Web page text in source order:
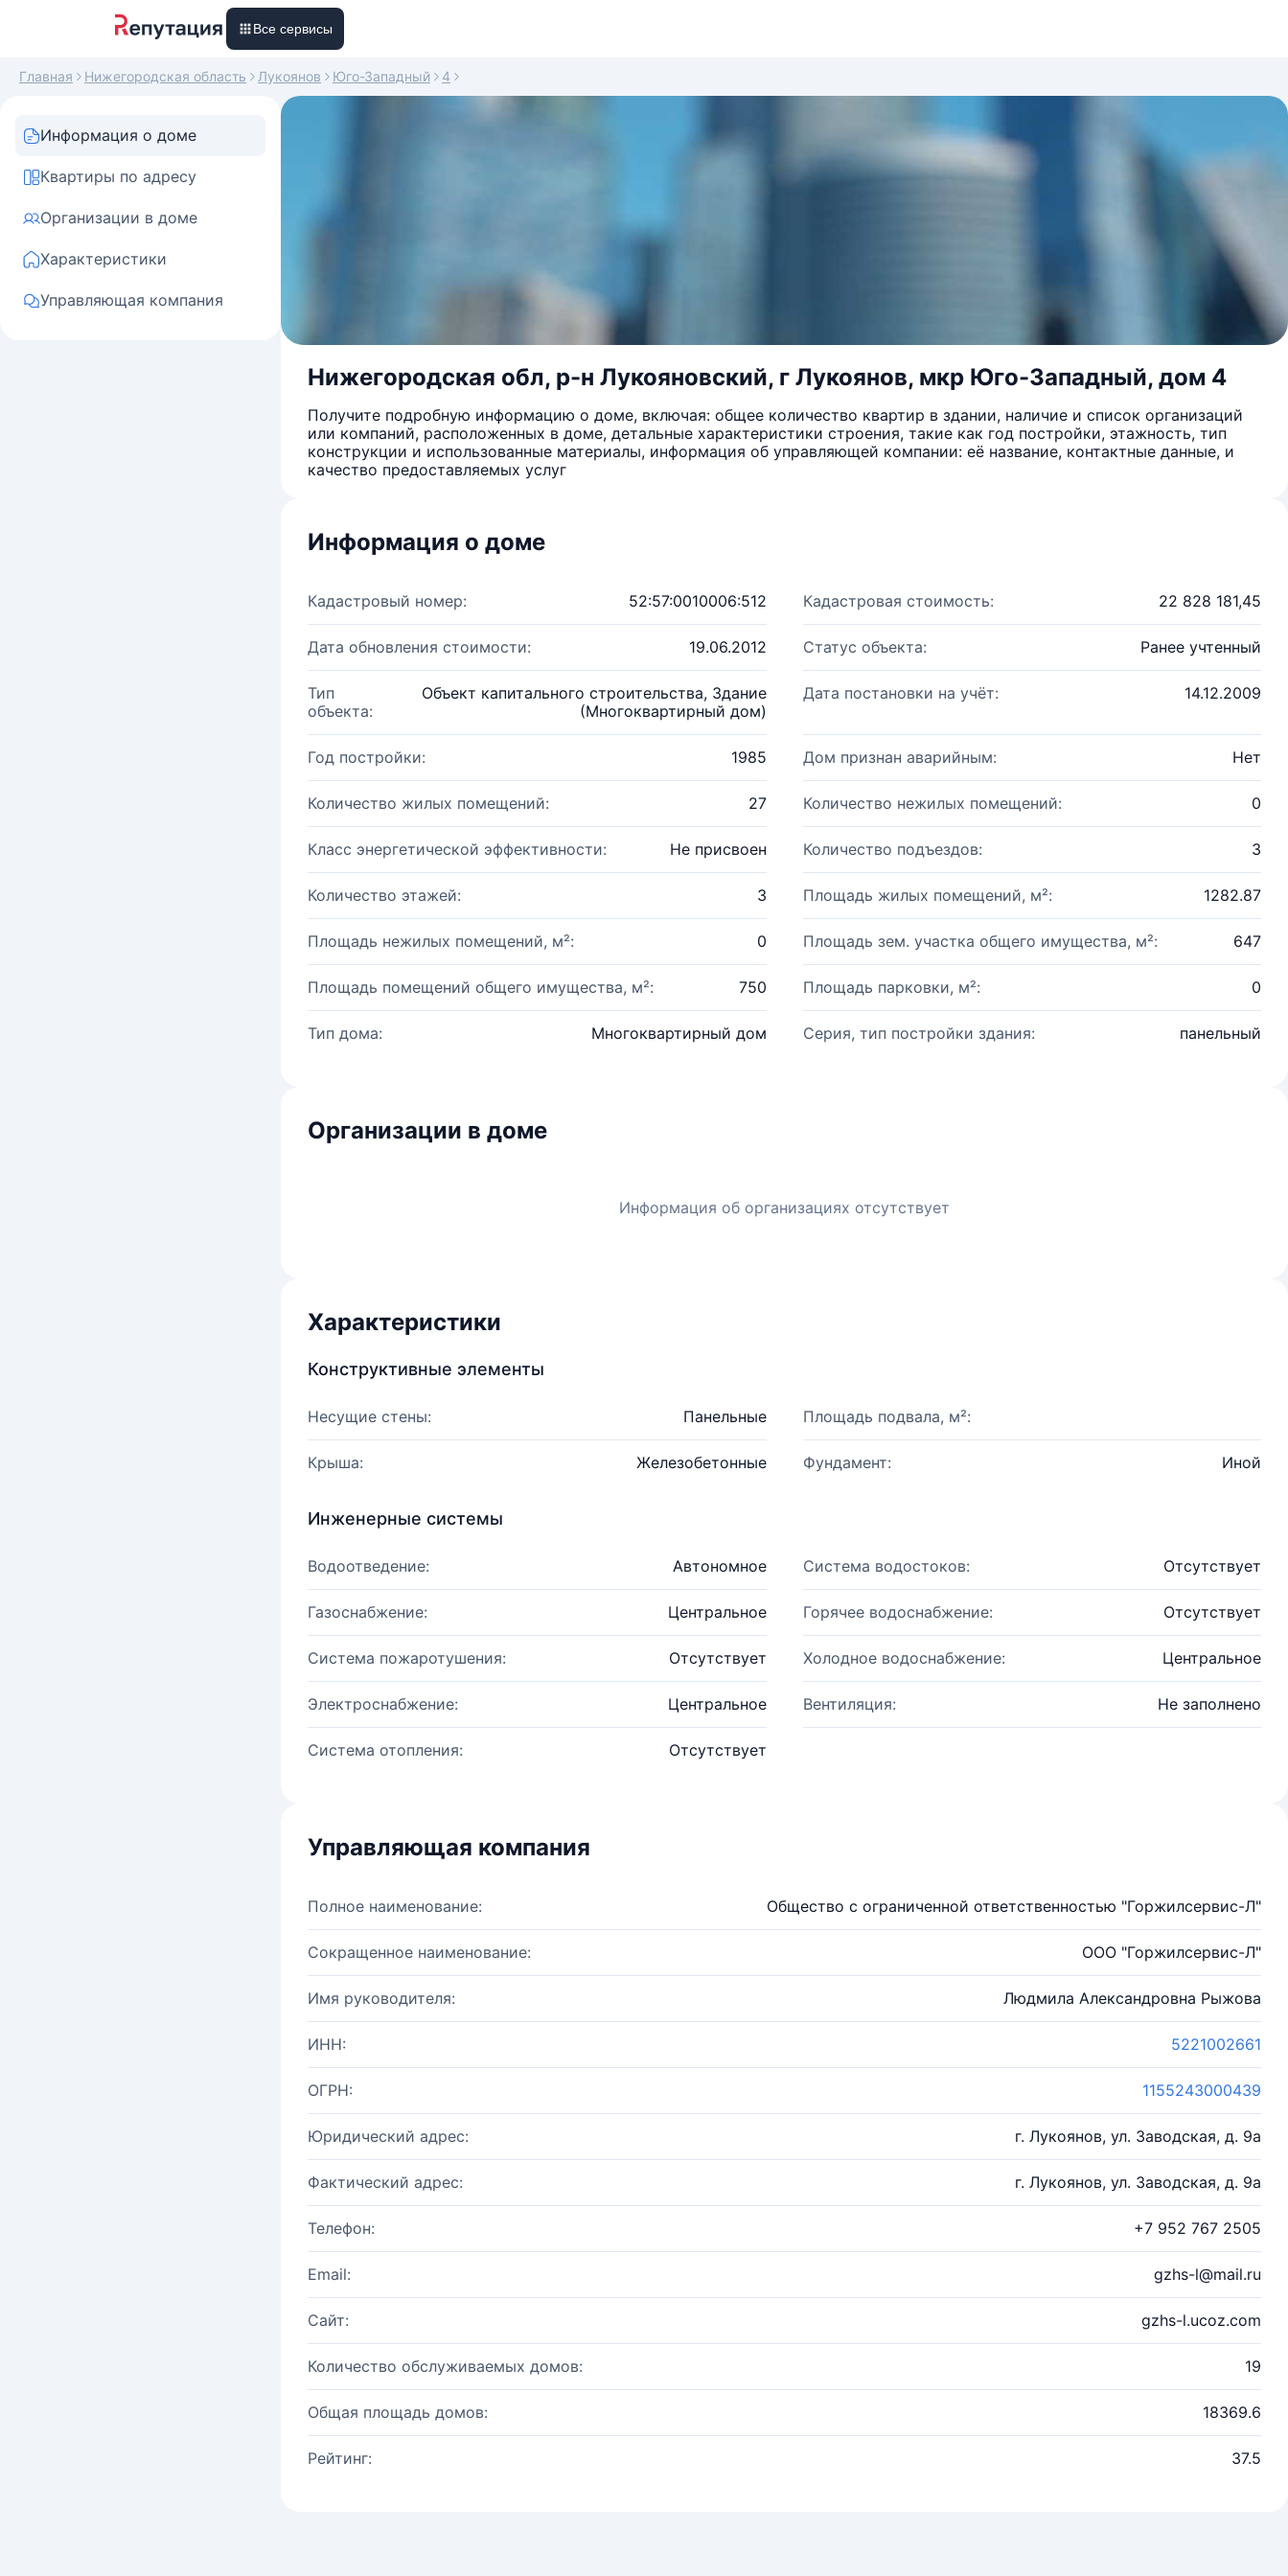
Все сервисы
Главная Нижегородская область Лукоянов Юго-Западный 4
Информация о доме
Квартиры по адресу
Организации в доме
Характеристики
Управляющая компания
Нижегородская обл, р-н Лукояновский, г Лукоянов, мкр Юго-Западный, дом 4
Получите подробную информацию о доме, включая: общее количество квартир в здании, наличие и список организаций
или компаний, расположенных в доме, детальные характеристики строения, такие как год постройки, этажность, тип
конструкции и использованные материалы, информация об управляющей компании: её название, контактные данные, и
качество предоставляемых услуг
Информация о доме
Кадастровый номер: 52:57:0010006:512 Кадастровая стоимость: 22 828 181,45
Дата обновления стоимости: 19.06.2012 Статус объекта: Ранее учтенный
Тип
объекта:
Объект капитального строительства, Здание
(Многоквартирный дом)
Дата постановки на учёт: 14.12.2009
Год постройки: 1985 Дом признан аварийным: Нет
Количество жилых помещений: 27 Количество нежилых помещений: 0
Класс энергетической эффективности: Не присвоен Количество подъездов: 3
Количество этажей: 3 Площадь жилых помещений, м²: 1282.87
Площадь нежилых помещений, м²: 0 Площадь зем. участка общего имущества, м²: 647
Площадь помещений общего имущества, м²: 750 Площадь парковки, м²: 0
Тип дома: Многоквартирный дом Серия, тип постройки здания: панельный
Организации в доме
Информация об организациях отсутствует
Характеристики
Конструктивные элементы
Несущие стены: Панельные Площадь подвала, м²:
Крыша: Железобетонные Фундамент: Иной
Инженерные системы
Водоотведение: Автономное Система водостоков: Отсутствует
Газоснабжение: Центральное Горячее водоснабжение: Отсутствует
Система пожаротушения: Отсутствует Холодное водоснабжение: Центральное
Электроснабжение: Центральное Вентиляция: Не заполнено
Система отопления: Отсутствует
Управляющая компания
Полное наименование: Общество с ограниченной ответственностью "Горжилсервис-Л"
Сокращенное наименование: ООО "Горжилсервис-Л"
Имя руководителя: Людмила Александровна Рыжова
ИНН: 5221002661
ОГРН: 1155243000439
Юридический адрес: г. Лукоянов, ул. Заводская, д. 9а
Фактический адрес: г. Лукоянов, ул. Заводская, д. 9а
Телефон: +7 952 767 2505
Email: gzhs-l@mail.ru
Сайт: gzhs-l.ucoz.com
Количество обслуживаемых домов: 19
Общая площадь домов: 18369.6
Рейтинг: 37.5